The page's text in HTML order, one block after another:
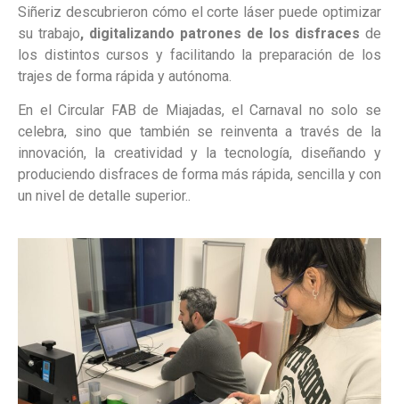
Siñeriz descubrieron cómo el corte láser puede optimizar
su trabajo, digitalizando patrones de los disfraces de
los distintos cursos y facilitando la preparación de los
trajes de forma rápida y autónoma.
En el Circular FAB de Miajadas, el Carnaval no solo se
celebra, sino que también se reinventa a través de la
innovación, la creatividad y la tecnología, diseñando y
produciendo disfraces de forma más rápida, sencilla y con
un nivel de detalle superior..